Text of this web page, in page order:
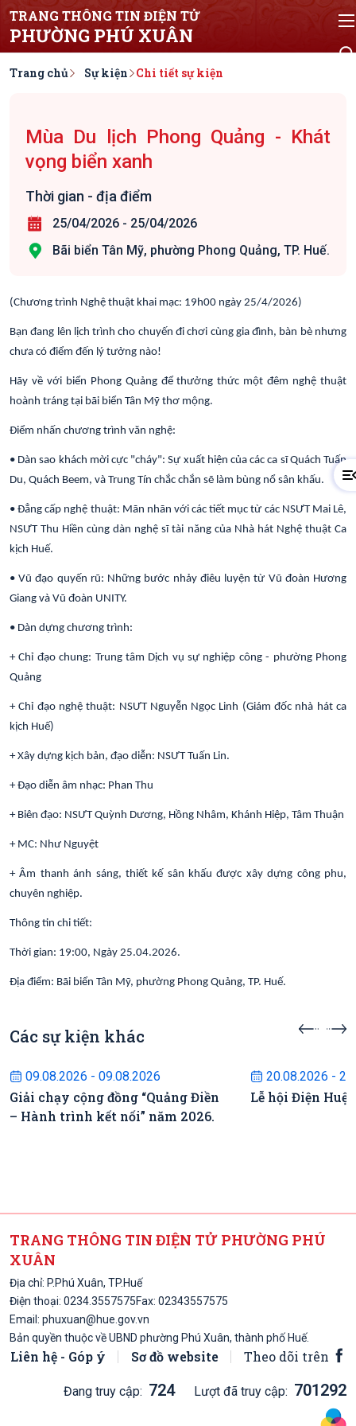
TRANG THÔNG TIN ĐIỆN TỬ
PHƯỜNG PHÚ XUÂN
Trang chủ Sự kiện Chi tiết sự kiện
Mùa Du lịch Phong Quảng - Khát
vọng biển xanh
Thời gian - địa điểm
25/04/2026 - 25/04/2026
Bãi biển Tân Mỹ, phường Phong Quảng, TP. Huế.
(Chương trình Nghệ thuật khai mạc: 19h00 ngày 25/4/2026)
Bạn đang lên lịch trình cho chuyến đi chơi cùng gia đình, bàn bè nhưng
chưa có điểm đến lý tưởng nào!
Hãy về với biển Phong Quảng để thưởng thức một đêm nghệ thuật
hoành tráng tại bãi biển Tân Mỹ thơ mộng.
Điểm nhấn chương trình văn nghệ:
• Dàn sao khách mời cực "cháy": Sự xuất hiện của các ca sĩ Quách Tuấn
Du, Quách Beem, và Trung Tín chắc chắn sẽ làm bùng nổ sân khấu.
• Đẳng cấp nghệ thuật: Mãn nhãn với các tiết mục từ các NSƯT Mai Lê,
NSƯT Thu Hiền cùng dàn nghệ sĩ tài năng của Nhà hát Nghệ thuật Ca
kịch Huế.
• Vũ đạo quyến rũ: Những bước nhảy điêu luyện từ Vũ đoàn Hương
Giang và Vũ đoàn UNITY.
• Dàn dựng chương trình:
+ Chỉ đạo chung: Trung tâm Dịch vụ sự nghiệp công - phường Phong
Quảng
+ Chỉ đạo nghệ thuật: NSƯT Nguyễn Ngọc Linh (Giám đốc nhà hát ca
kịch Huế)
+ Xây dựng kịch bản, đạo diễn: NSƯT Tuấn Lin.
+ Đạo diễn âm nhạc: Phan Thu
+ Biên đạo: NSƯT Quỳnh Dương, Hồng Nhâm, Khánh Hiệp, Tâm Thuận
+ MC: Như Nguyệt
+ Âm thanh ánh sáng, thiết kế sân khấu được xây dựng công phu,
chuyên nghiệp.
Thông tin chi tiết:
Thời gian: 19:00, Ngày 25.04.2026.
Địa điểm: Bãi biển Tân Mỹ, phường Phong Quảng, TP. Huế.
Các sự kiện khác
Sự kiện sắp diễn ra
09.08.2026 - 09.08.2026
Giải chạy cộng đồng “Quảng Điền
– Hành trình kết nối” năm 2026.
20.08.2026 -
Lễ hội Điện Huệ
TRANG THÔNG TIN ĐIỆN TỬ PHƯỜNG PHÚ
XUÂN
Địa chỉ: P.Phú Xuân, TP.Huế
Điện thoại: 0234.3557575Fax: 02343557575
Email: phuxuan@hue.gov.vn
Bản quyền thuộc về UBND phường Phú Xuân, thành phố Huế.
Liên hệ - Góp ý Sơ đồ website Theo dõi trên
Đang truy cập: 724 Lượt đã truy cập: 701292